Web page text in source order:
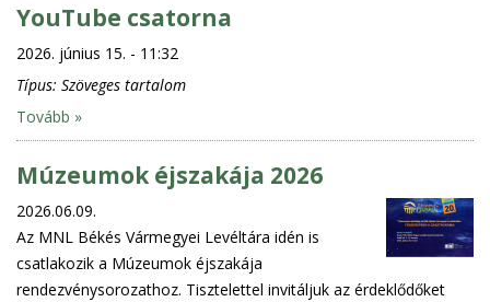
YouTube csatorna
2026. június 15. - 11:32
Típus: Szöveges tartalom
Tovább »
Múzeumok éjszakája 2026
2026.06.09.
Az MNL Békés Vármegyei Levéltára idén is
csatlakozik a Múzeumok éjszakája
rendezvénysorozathoz. Tisztelettel invitáljuk az érdeklődőket